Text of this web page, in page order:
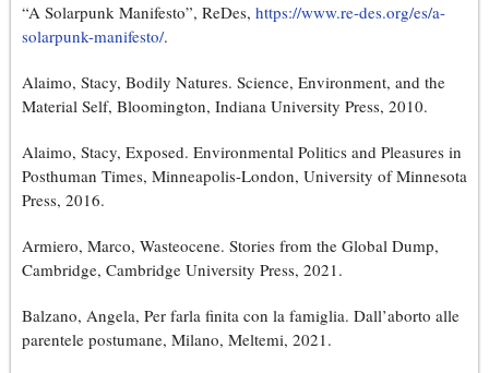
“A Solarpunk Manifesto”, ReDes, https://www.re-des.org/es/a-
solarpunk-manifesto/.
Alaimo, Stacy, Bodily Natures. Science, Environment, and the
Material Self, Bloomington, Indiana University Press, 2010.
Alaimo, Stacy, Exposed. Environmental Politics and Pleasures in
Posthuman Times, Minneapolis-London, University of Minnesota
Press, 2016.
Armiero, Marco, Wasteocene. Stories from the Global Dump,
Cambridge, Cambridge University Press, 2021.
Balzano, Angela, Per farla finita con la famiglia. Dall’aborto alle
parentele postumane, Milano, Meltemi, 2021.